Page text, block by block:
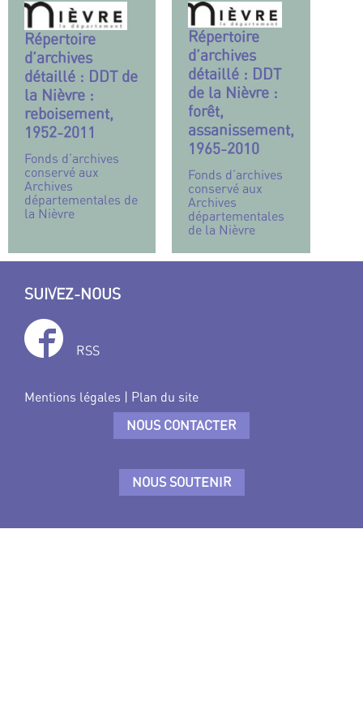
Répertoire
d’archives
détaillé : DDT de
la Nièvre :
reboisement,
1952-2011
Fonds d’archives
conservé aux
Archives
départementales de
la Nièvre
Répertoire
d’archives
détaillé : DDT
de la Nièvre :
forêt,
assanissement,
1965-2010
Fonds d’archives
conservé aux
Archives
départementales
de la Nièvre
SUIVEZ-NOUS
RSS
Mentions légales | Plan du site
NOUS CONTACTER
NOUS SOUTENIR